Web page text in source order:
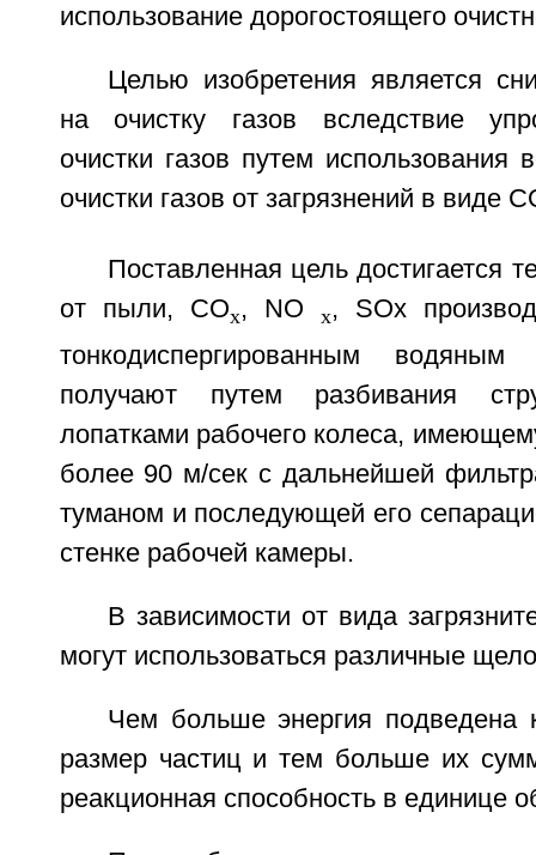
использование дорогостоящего
Целью изобретения является
на очистку газов вследствие
очистки газов путем использования
очистки газов от загрязнений в виде
Поставленная цель достигается
от пыли, COx, NO x, SOx
тонкодиспергированным
получают путем разбивания
лопатками рабочего колеса,
более 90 м/сек с дальнейшей
туманом и последующей его
стенке рабочей камеры.
В зависимости от вида
могут использоваться различные
Чем больше энергия
размер частиц и тем больше их
реакционная способность в единице